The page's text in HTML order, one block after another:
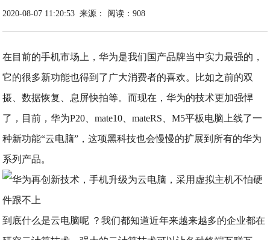
2020-08-07 11:20:53 来源： 阅读：908
在目前的手机市场上，华为是我们国产品牌当中实力最强的，
它的很多新功能也得到了广大消费者的喜欢。比如之前的双
摄、数据恢复、息屏快拍等。而现在，华为的技术更加强悍
了，目前，华为P20、mate10、mateRS、M5平板电脑上线了一
种新功能“云电脑”，这项黑科技也会慢慢的扩展到所有的华为
系列产品。
到底什么是云电脑呢 ？我们都知道近年来越来越多的企业都在